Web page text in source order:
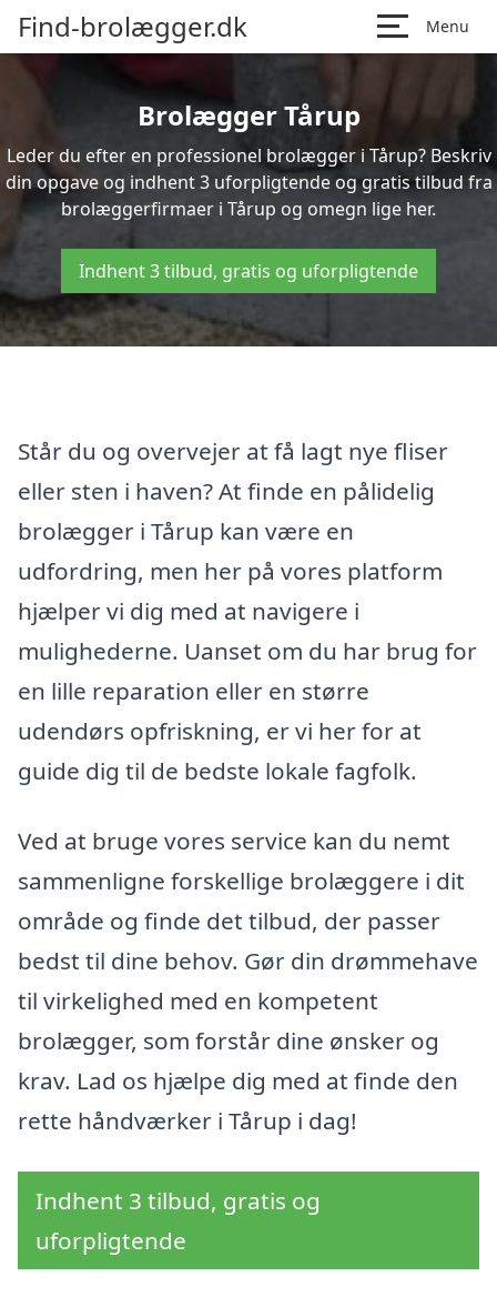
Find-brolægger.dk Menu
Brolægger Tårup
Leder du efter en professionel brolægger i Tårup? Beskriv
din opgave og indhent 3 uforpligtende og gratis tilbud fra
brolæggerfirmaer i Tårup og omegn lige her.
Indhent 3 tilbud, gratis og uforpligtende
Står du og overvejer at få lagt nye fliser
eller sten i haven? At finde en pålidelig
brolægger i Tårup kan være en
udfordring, men her på vores platform
hjælper vi dig med at navigere i
mulighederne. Uanset om du har brug for
en lille reparation eller en større
udendørs opfriskning, er vi her for at
guide dig til de bedste lokale fagfolk.
Ved at bruge vores service kan du nemt
sammenligne forskellige brolæggere i dit
område og finde det tilbud, der passer
bedst til dine behov. Gør din drømmehave
til virkelighed med en kompetent
brolægger, som forstår dine ønsker og
krav. Lad os hjælpe dig med at finde den
rette håndværker i Tårup i dag!
Indhent 3 tilbud, gratis og
uforpligtende